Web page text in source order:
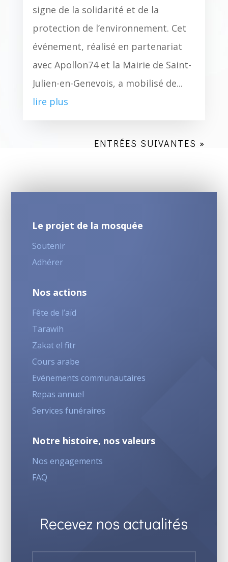
signe de la solidarité et de la
protection de l’environnement. Cet
événement, réalisé en partenariat
avec Apollon74 et la Mairie de Saint-
Julien-en-Genevois, a mobilisé de...
lire plus
ENTRÉES SUIVANTES »
Le projet de la mosquée
Soutenir
Adhérer
Nos actions
Fête de l’aïd
Tarawih
Zakat el fitr
Cours arabe
Evénements communautaires
Repas annuel
Services funéraires
Notre histoire, nos valeurs
Nos engagements
FAQ
Recevez nos actualités